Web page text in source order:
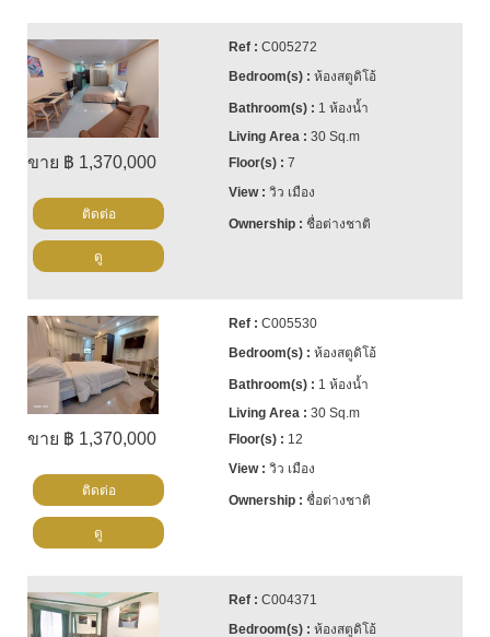
ขาย ฿ 1,370,000
C005272
ห้องสตูดิโอ้
1 ห้องน้ำ
30 Sq.m
7
วิว เมือง
ชื่อต่างชาติ
ติดต่อ
ดู
ขาย ฿ 1,370,000
C005530
ห้องสตูดิโอ้
1 ห้องน้ำ
30 Sq.m
12
วิว เมือง
ชื่อต่างชาติ
ติดต่อ
ดู
C004371
ห้องสตูดิโอ้